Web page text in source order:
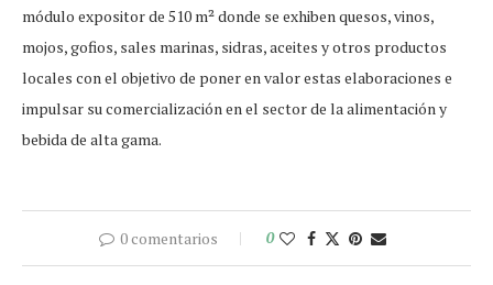
módulo expositor de 510 m² donde se exhiben quesos, vinos,
mojos, gofios, sales marinas, sidras, aceites y otros productos
locales con el objetivo de poner en valor estas elaboraciones e
impulsar su comercialización en el sector de la alimentación y
bebida de alta gama.
0 comentarios 0